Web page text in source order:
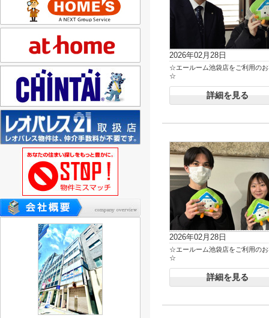
2026年02月28日
☆エールーム池袋店をご利用の
☆
詳細を見る
2026年02月28日
☆エールーム池袋店をご利用の
☆
詳細を見る